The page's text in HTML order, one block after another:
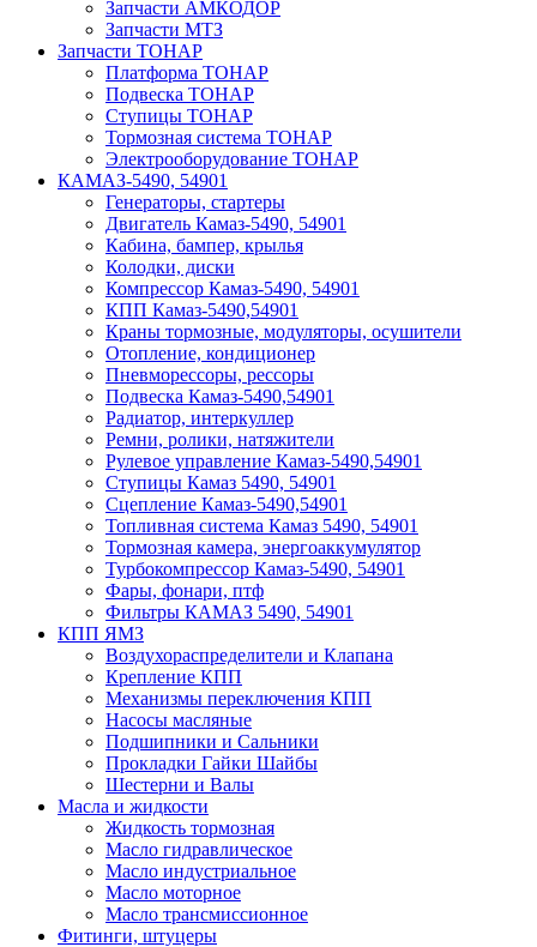
Запчасти АМКОДОР
Запчасти МТЗ
Запчасти ТОНАР
Платформа ТОНАР
Подвеска ТОНАР
Ступицы ТОНАР
Тормозная система ТОНАР
Электрооборудование ТОНАР
КАМАЗ-5490, 54901
Генераторы, стартеры
Двигатель Камаз-5490, 54901
Кабина, бампер, крылья
Колодки, диски
Компрессор Камаз-5490, 54901
КПП Камаз-5490,54901
Краны тормозные, модуляторы, осушители
Отопление, кондиционер
Пневморессоры, рессоры
Подвеска Камаз-5490,54901
Радиатор, интеркуллер
Ремни, ролики, натяжители
Рулевое управление Камаз-5490,54901
Ступицы Камаз 5490, 54901
Сцепление Камаз-5490,54901
Топливная система Камаз 5490, 54901
Тормозная камера, энергоаккумулятор
Турбокомпрессор Камаз-5490, 54901
Фары, фонари, птф
Фильтры КАМАЗ 5490, 54901
КПП ЯМЗ
Воздухораспределители и Клапана
Крепление КПП
Механизмы переключения КПП
Насосы масляные
Подшипники и Сальники
Прокладки Гайки Шайбы
Шестерни и Валы
Масла и жидкости
Жидкость тормозная
Масло гидравлическое
Масло индустриальное
Масло моторное
Масло трансмиссионное
Фитинги, штуцеры